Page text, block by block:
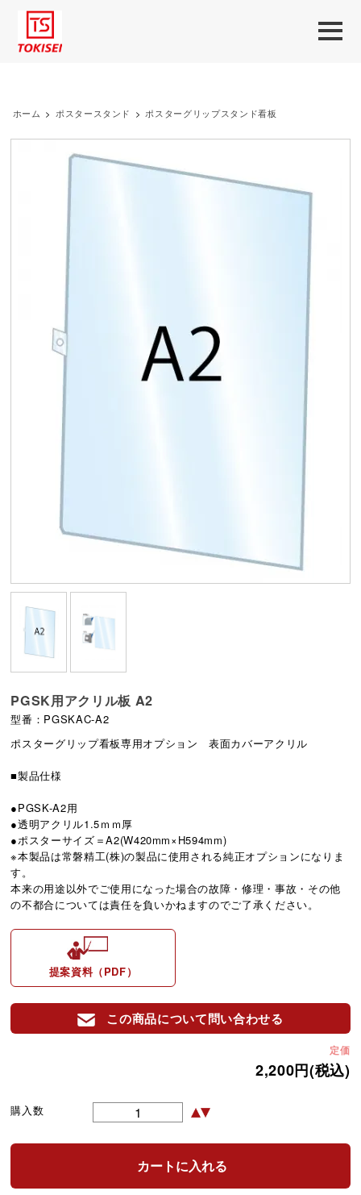
ホーム > ポスタースタンド > ポスターグリップスタンド看板
PGSK用アクリル板 A2
型番：PGSKAC-A2
ポスターグリップ看板専用オプション 表面カバーアクリル
■製品仕様
●PGSK-A2用
●透明アクリル1.5ｍｍ厚
●ポスターサイズ＝A2(W420mm×H594mm)
※本製品は常磐精工(株)の製品に使用される純正オプションになりま
す。
本来の用途以外でご使用になった場合の故障・修理・事故・その他
の不都合については責任を負いかねますのでご了承ください。
提案資料（PDF）
この商品について問い合わせる
定価
2,200円(税込)
購入数